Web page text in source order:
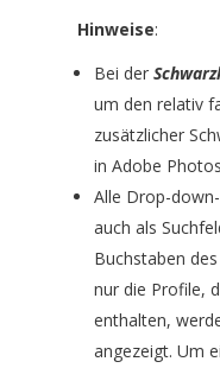
Hinweise:
Bei der
um den relativ
zusätzlicher
in Adobe
Alle Drop-
auch als
Buchstaben
nur die Profile,
enthalten,
angezeigt. Um